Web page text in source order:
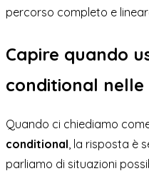
percorso completo e
Capire quando
conditional nelle
Quando ci chiediamo
conditional, la risposta è
parliamo di situazioni